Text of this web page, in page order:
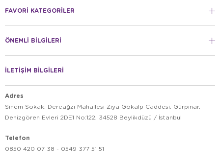
FAVORİ KATEGORİLER
ÖNEMLİ BİLGİLERİ
İLETİŞİM BİLGİLERİ
Adres
Sinem Sokak, Dereağzı Mahallesi Ziya Gökalp Caddesi, Gürpınar,
Denizgören Evleri 2DE1 No:122, 34528 Beylikdüzü / İstanbul
Telefon
0850 420 07 38 - 0549 377 51 51